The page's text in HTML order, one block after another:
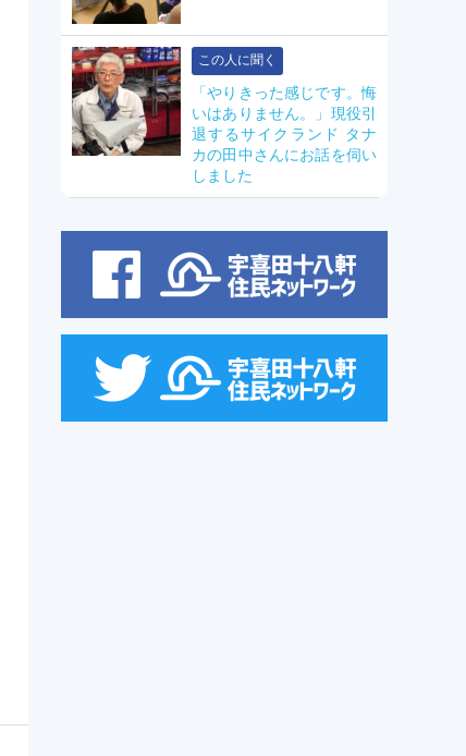
この人に聞く
「やりきった感じです。悔
いはありません。」現役引
退するサイクランド タナ
カの田中さんにお話を伺い
しました